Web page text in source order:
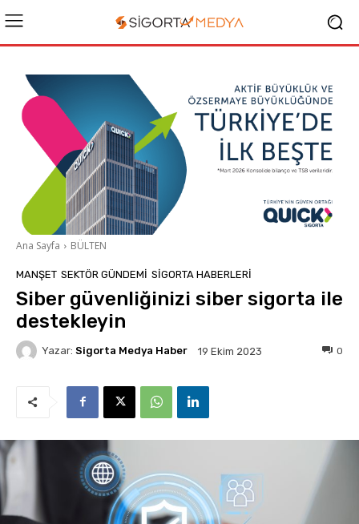
Ana Sayfa BÜLTEN
MANŞET SEKTÖR GÜNDEMİ SIGORTA HABERLERI
Siber güvenliğinizi siber sigorta ile
destekleyin
Yazar: Sigorta Medya Haber 19 Ekim 2023 0